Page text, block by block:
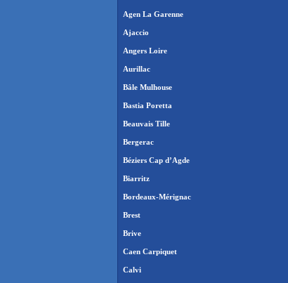
Agen La Garenne
Ajaccio
Angers Loire
Aurillac
Bâle Mulhouse
Bastia Poretta
Beauvais Tille
Bergerac
Béziers Cap d’Agde
Biarritz
Bordeaux-Mérignac
Brest
Brive
Caen Carpiquet
Calvi